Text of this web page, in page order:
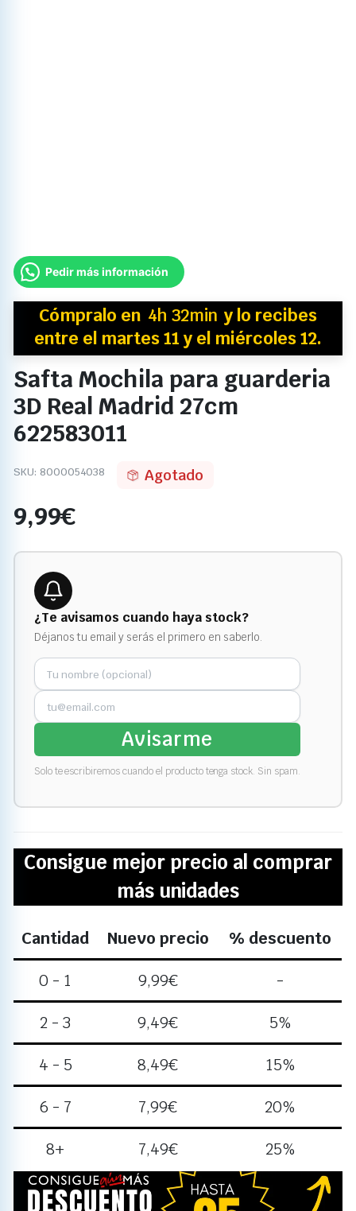
Pedir más información
Cómpralo en 4h 32min y lo recibes
entre el martes 11 y el miércoles 12.
Safta Mochila para guarderia
3D Real Madrid 27cm
622583011
SKU: 8000054038 Agotado
9,99€
¿Te avisamos cuando haya stock?
Déjanos tu email y serás el primero en saberlo.
Avisarme
Solo te escribiremos cuando el producto tenga stock. Sin spam.
Consigue mejor precio al comprar
más unidades
Cantidad Nuevo precio % descuento
0 - 1 9,99€ -
2 - 3 9,49€ 5%
4 - 5 8,49€ 15%
6 - 7 7,99€ 20%
8+ 7,49€ 25%